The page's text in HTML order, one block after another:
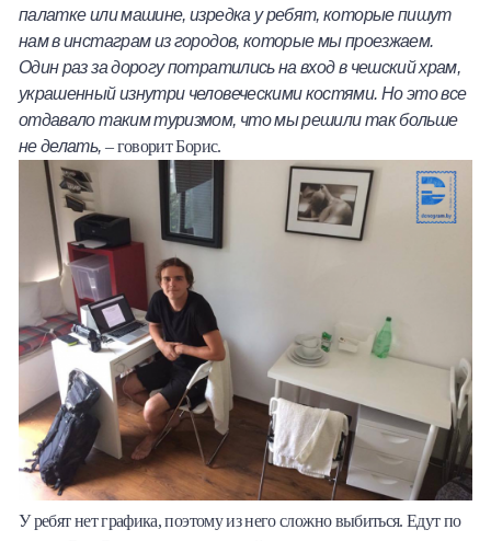
палатке или машине, изредка у ребят, которые пишут
нам в инстаграм из городов, которые мы проезжаем.
Один раз за дорогу потратились на вход в чешский храм,
украшенный изнутри человеческими костями. Но это все
отдавало таким туризмом, что мы решили так больше
не делать, – говорит Борис.
У ребят нет графика, поэтому из него сложно выбиться. Едут по